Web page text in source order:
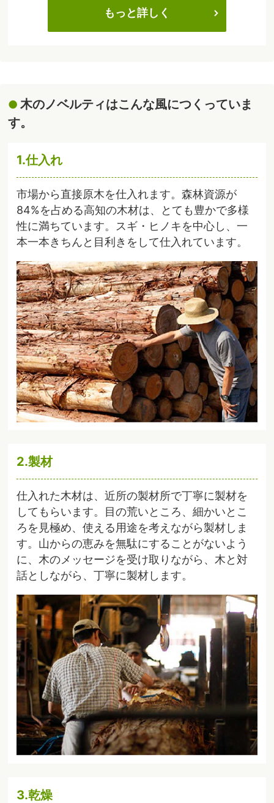
もっと詳しく
木のノベルティはこんな風につくっていま
す。
1.仕入れ
市場から直接原木を仕入れます。森林資源が
84%を占める高知の木材は、とても豊かで多様
性に満ちています。スギ・ヒノキを中心し、一
本一本きちんと目利きをして仕入れています。
2.製材
仕入れた木材は、近所の製材所で丁寧に製材を
してもらいます。目の荒いところ、細かいとこ
ろを見極め、使える用途を考えながら製材しま
す。山からの恵みを無駄にすることがないよう
に、木のメッセージを受け取りながら、木と対
話としながら、丁寧に製材します。
3.乾燥